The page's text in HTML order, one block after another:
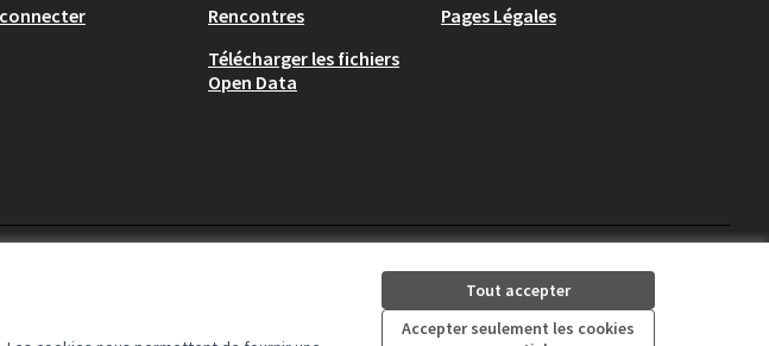
Tout accepter
Accepter seulement les cookies
Rencontres
Télécharger les fichiers
Open Data
Pages Légales
(Lien externe)(Lien externe)